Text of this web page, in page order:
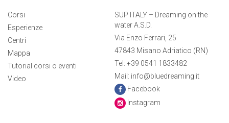
Corsi
Esperienze
Centri
Mappa
Tutorial corsi o eventi
Video
SUP ITALY – Dreaming on the
water A.S.D.
Via Enzo Ferrari, 25
47843 Misano Adriatico (RN)
Tel: +39 0541 1833482
Mail: info@bluedreaming.it
Facebook
Instagram